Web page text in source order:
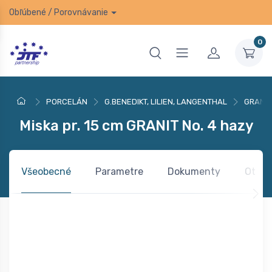
Obľúbené / Porovnávanie
0
PORCELÁN G.BENEDIKT, LILIEN, LANGENTHAL GRANIT
Miska pr. 15 cm GRANIT No. 4 hazy
Všeobecné Parametre Dokumenty